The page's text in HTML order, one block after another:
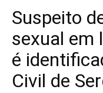
Suspeito
sexual em
é
Civil de